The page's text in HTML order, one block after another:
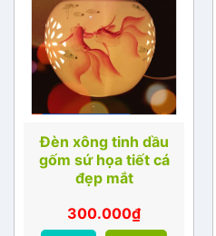
Đèn xông tinh dầu
gốm sứ họa tiết cá
đẹp mắt
300.000₫